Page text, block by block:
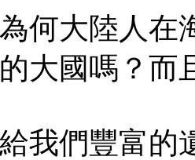
何大陸人在
大國嗎？而
我們豐富的